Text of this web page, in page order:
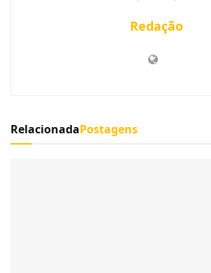
Redação
RelacionadaPostagens